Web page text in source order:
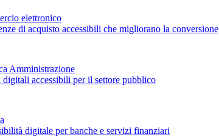
elettronico
di acquisto accessibili che migliorano la conversione
Amministrazione
digitali accessibili per il settore pubblico
digitale per banche e servizi finanziari